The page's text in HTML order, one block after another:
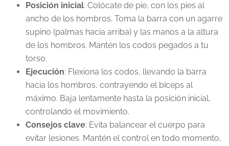
Posición inicial: Colócate de pie, con los pies al
ancho de los hombros. Toma la barra con un agarre
supino (palmas hacia arriba) y las manos a la altura
de los hombros. Mantén los codos pegados a tu
torso.
Ejecución: Flexiona los codos, llevando la barra
hacia los hombros, contrayendo el bíceps al
máximo. Baja lentamente hasta la posición inicial,
controlando el movimiento.
Consejos clave: Evita balancear el cuerpo para
evitar lesiones. Mantén el control en todo momento,